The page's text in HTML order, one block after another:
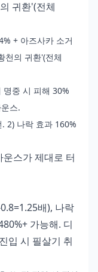
귀환'(전체
+ 아즈사카 소거
천의 귀환'(전체
명중 시 피해 30%
스.
2) 나락 효과 160%
스가 제대로 터
배), 나락
가능해. 디
입 시 필살기 취